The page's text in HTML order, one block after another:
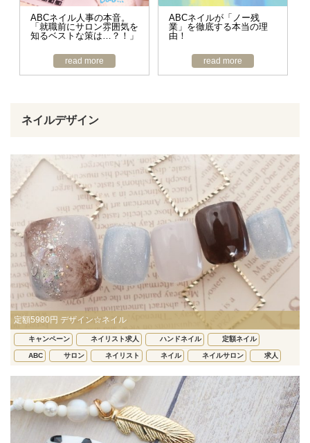
ABCネイル人事の本音。
「就職前にサロン雰囲気を
知るベストな策は…？！」
read more
ABCネイルが「ノー残
業」を徹底する本当の理
由！
read more
ネイルデザイン
定額5980円 デザイン☆ネイル
キャンペーン ネイリスト求人 ハンドネイル 定額ネイル
ABC サロン ネイリスト ネイル ネイルサロン 求人